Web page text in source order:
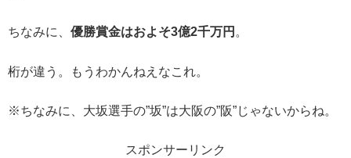
ちなみに、 優勝賞金はおよそ3億2千万円 。
桁が違う。もうわかんねえなこれ。
※ちなみに、大坂選手の”坂”は大阪の”阪”じゃないからね。
スポンサーリンク